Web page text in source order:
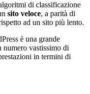
di classificazione
sito veloce, a parità di
ad un sito più lento.
è una grande
numero vastissimo di
in termini di